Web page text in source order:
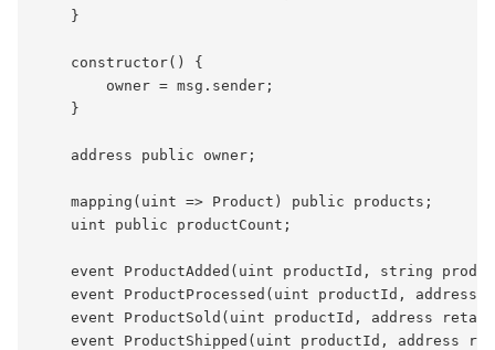
    }
    constructor() {
        owner = msg.sender;
    }
    address public owner;
    mapping(uint => Product) public products;
    uint public productCount;
event ProductAdded(uint productId, string
event ProductProcessed(uint productId, address
event ProductSold(uint productId, address
event ProductShipped(uint productId, address